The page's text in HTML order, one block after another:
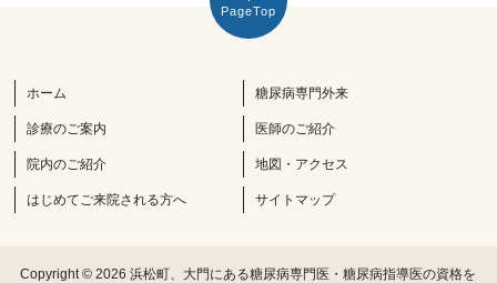
PageTop
ホーム 糖尿病専門外来
診療のご案内 医師のご紹介
院内のご紹介 地図・アクセス
はじめてご来院される方へ サイトマップ
Copyright © 2026浜松町、大門にある糖尿病専門医・糖尿病指導医の資格を